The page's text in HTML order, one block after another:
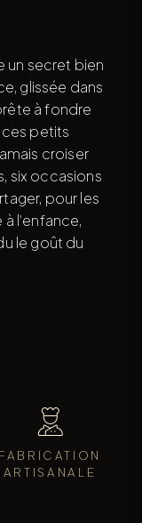
un secret bien
glissée dans
à fondre
ces petits
croiser
six occasions
pour les
l’enfance,
le goût du
FABRICATION
ARTISANALE